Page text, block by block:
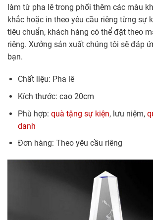
làm từ pha lê trong phối thêm các màu
khắc hoặc in theo yêu cầu riêng từng sự
tiêu chuẩn, khách hàng có thể đặt theo
riêng. Xưởng sản xuất chúng tôi sẽ đáp
bạn.
Chất liệu: Pha lê
Kích thước: cao 20cm
Phù hợp: quà tặng sự kiện, lưu niệm,
danh
Đơn hàng: Theo yêu cầu riêng